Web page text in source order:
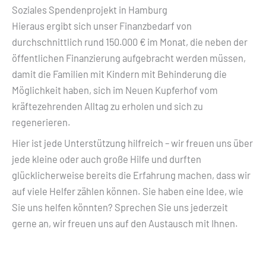
Soziales Spendenprojekt in Hamburg
Hieraus ergibt sich unser Finanzbedarf von
durchschnittlich rund 150.000 € im Monat, die neben der
öffentlichen Finanzierung aufgebracht werden müssen,
damit die Familien mit Kindern mit Behinderung die
Möglichkeit haben, sich im Neuen Kupferhof vom
kräftezehrenden Alltag zu erholen und sich zu
regenerieren.
Hier ist jede Unterstützung hilfreich – wir freuen uns über
jede kleine oder auch große Hilfe und durften
glücklicherweise bereits die Erfahrung machen, dass wir
auf viele Helfer zählen können. Sie haben eine Idee, wie
Sie uns helfen könnten? Sprechen Sie uns jederzeit
gerne an, wir freuen uns auf den Austausch mit Ihnen.